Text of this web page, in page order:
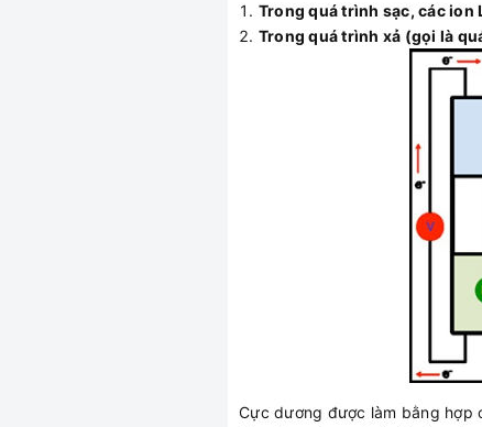
Trong quá trình sạc, các
Trong quá trình xả (gọi là
Cực dương được làm bằng hợp